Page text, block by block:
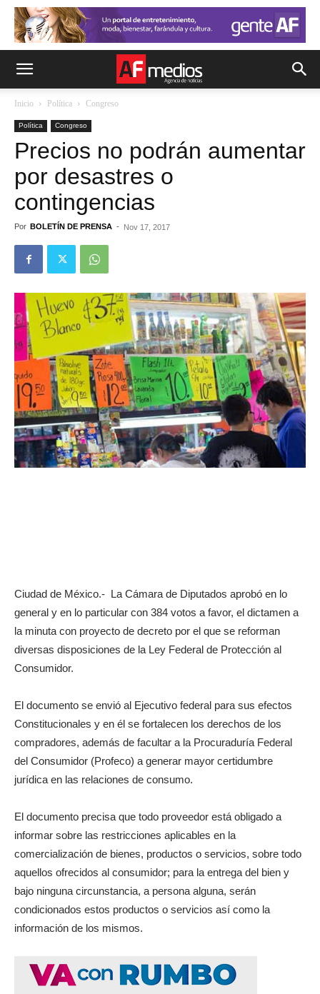
Inicio Política Congreso
Política Congreso
Precios no podrán aumentar
por desastres o
contingencias
Por BOLETÍN DE PRENSA - Nov 17, 2017
Ciudad de México.- La Cámara de Diputados aprobó en lo
general y en lo particular con 384 votos a favor, el dictamen a
la minuta con proyecto de decreto por el que se reforman
diversas disposiciones de la Ley Federal de Protección al
Consumidor.
El documento se envió al Ejecutivo federal para sus efectos
Constitucionales y en él se fortalecen los derechos de los
compradores, además de facultar a la Procuraduría Federal
del Consumidor (Profeco) a generar mayor certidumbre
jurídica en las relaciones de consumo.
El documento precisa que todo proveedor está obligado a
informar sobre las restricciones aplicables en la
comercialización de bienes, productos o servicios, sobre todo
aquellos ofrecidos al consumidor; para la entrega del bien y
bajo ninguna circunstancia, a persona alguna, serán
condicionados estos productos o servicios así como la
información de los mismos.